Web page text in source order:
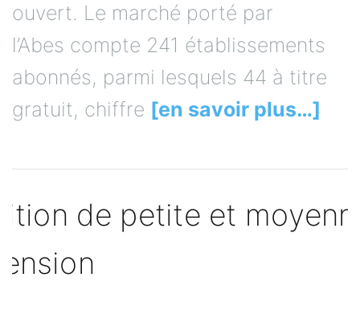
ouvert. Le marché porté par
l’Abes compte 241 établissements
abonnés, parmi lesquels 44 à titre
gratuit, chiffre [en savoir plus…]